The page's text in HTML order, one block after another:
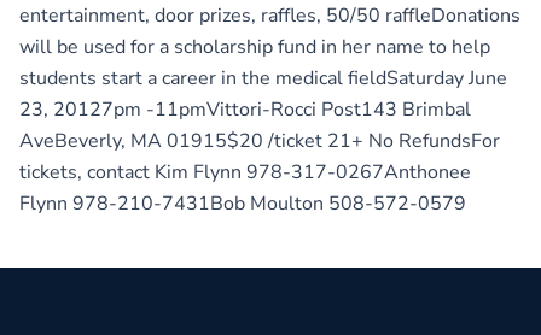
entertainment, door prizes, raffles, 50/50 raffleDonations
will be used for a scholarship fund in her name to help
students start a career in the medical fieldSaturday June
23, 20127pm -11pmVittori-Rocci Post143 Brimbal
AveBeverly, MA 01915$20 /ticket 21+ No RefundsFor
tickets, contact Kim Flynn 978-317-0267Anthonee
Flynn 978-210-7431Bob Moulton 508-572-0579